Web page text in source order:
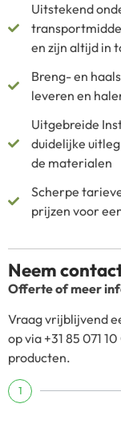
Uitstekend
en zijn altijd in
Breng- en
leveren en
Uitgebreide
duidelijke
de materialen
Scherpe
prijzen voor
Neem
Offerte of meer
Vraag vrijblijvend
op via +31 85 071
producten.
1